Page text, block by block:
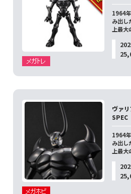
1964
み出し
上最
ヴァ
1964
み出し
上最